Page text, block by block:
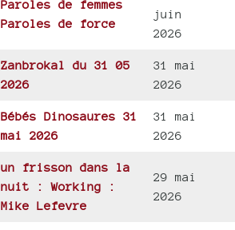
Paroles de femmes
Paroles de force
juin
2026
Zanbrokal du 31 05
2026
31 mai
2026
Bébés Dinosaures 31
mai 2026
31 mai
2026
un frisson dans la
nuit : Working :
Mike Lefevre
29 mai
2026